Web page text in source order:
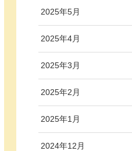
2025年5月
2025年4月
2025年3月
2025年2月
2025年1月
2024年12月